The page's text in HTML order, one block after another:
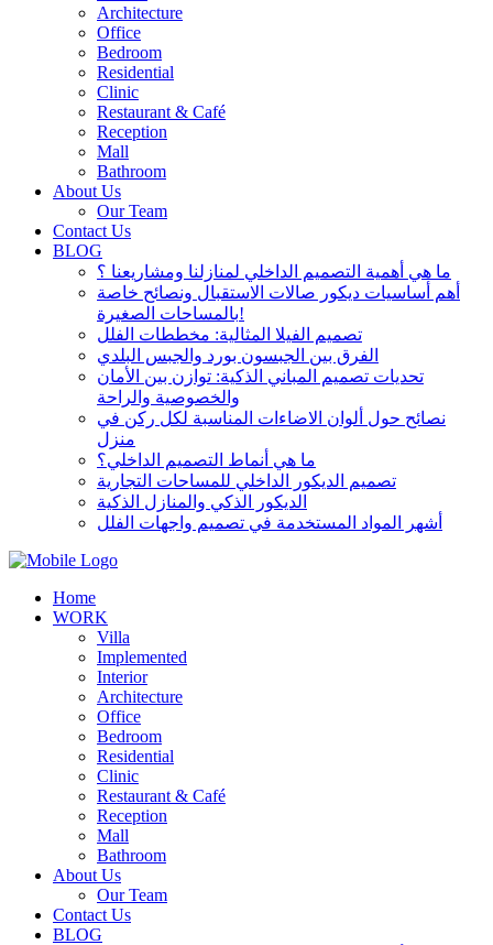
Architecture
Office
Bedroom
Residential
Clinic
Restaurant & Café
Reception
Mall
Bathroom
About Us
Our Team
Contact Us
BLOG
ما هي أهمية التصميم الداخلي لمنازلنا ومشاريعنا ؟
أهم أساسيات ديكور صالات الاستقبال ونصائح خاصة
بالمساحات الصغيرة!
تصميم الفيلا المثالية: مخططات الفلل
الفرق بين الجبسون بورد والجبس البلدي
تحديات تصميم المباني الذكية: توازن بين الأمان
والخصوصية والراحة
نصائح حول ألوان الاضاءات المناسبة لكل ركن في
منزل
ما هي أنماط التصميم الداخلي؟
تصميم الديكور الداخلي للمساحات التجارية
الديكور الذكي والمنازل الذكية
أشهر المواد المستخدمة في تصميم واجهات الفلل
Home
WORK
Villa
Implemented
Interior
Architecture
Office
Bedroom
Residential
Clinic
Restaurant & Café
Reception
Mall
Bathroom
About Us
Our Team
Contact Us
BLOG